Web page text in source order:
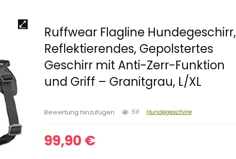
Ruffwear Flagline Hundegeschirr,
Reflektierendes, Gepolstertes
Geschirr mit Anti-Zerr-Funktion
und Griff – Granitgrau, L/XL
Bewertung hinzufügen 59 Hundegeschirre
99,90 €